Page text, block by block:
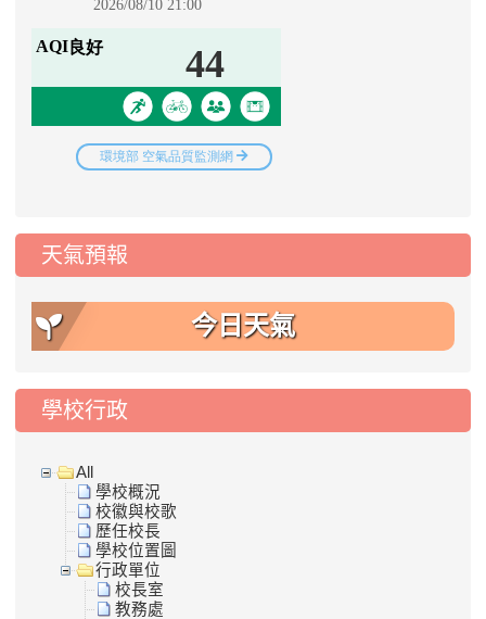
天氣預報
今日天氣
學校行政
All
學校概況
校徽與校歌
歷任校長
學校位置圖
行政單位
校長室
教務處